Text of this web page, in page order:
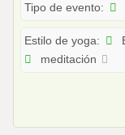
Tipo de evento:
Estilo de yoga:
meditación